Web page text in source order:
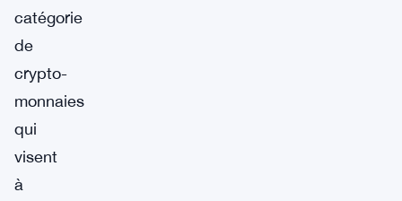
catégorie
de
crypto-
monnaies
qui
visent
à